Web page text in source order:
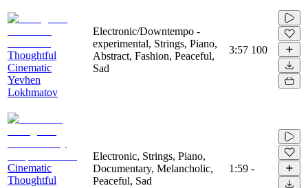
Thoughtful
Cinematic
Yevhen
Lokhmatov
Electronic/Downtempo -
experimental, Strings, Piano,
Abstract, Fashion, Peaceful,
Sad
3:57 100
Cinematic
Thoughtful
Electronic, Strings, Piano,
Documentary, Melancholic,
Peaceful, Sad
1:59 -